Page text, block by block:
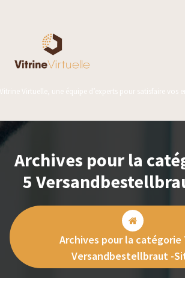
Vitrine Virtuelle, une équipe d’experts pour satisfaire vos
Archives pour la
5
Archives pour la catégorie
Versandbestellbraut -